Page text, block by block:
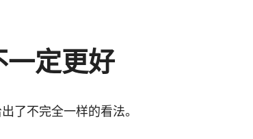
一定更好
了不完全一样的看法。